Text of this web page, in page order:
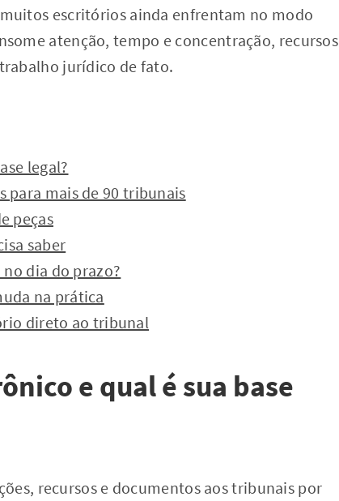
escritórios ainda enfrentam no modo
atenção, tempo e concentração, recursos
jurídico de fato.
legal?
para mais de 90 tribunais
peças
saber
dia do prazo?
na prática
direto ao tribunal
e qual é sua base
recursos e documentos aos tribunais por